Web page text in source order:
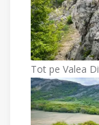
Tot pe Valea